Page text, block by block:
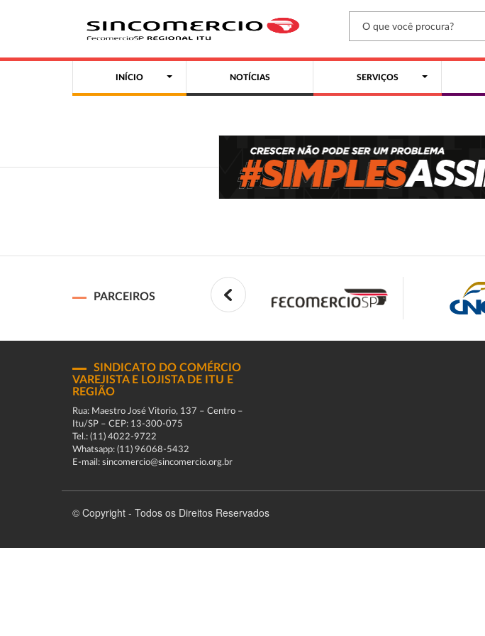
INÍCIO NOTÍCIAS SERVIÇOS
PARCEIROS
SINDICATO DO COMÉRCIO
VAREJISTA E LOJISTA DE ITU E
REGIÃO
Rua: Maestro José Vitorio, 137 – Centro –
Itu/SP – CEP: 13-300-075
Tel.: (11) 4022-9722
Whatsapp: (11) 96068-5432
E-mail: sincomercio@sincomercio.org.br
© Copyright - Todos os Direitos Reservados